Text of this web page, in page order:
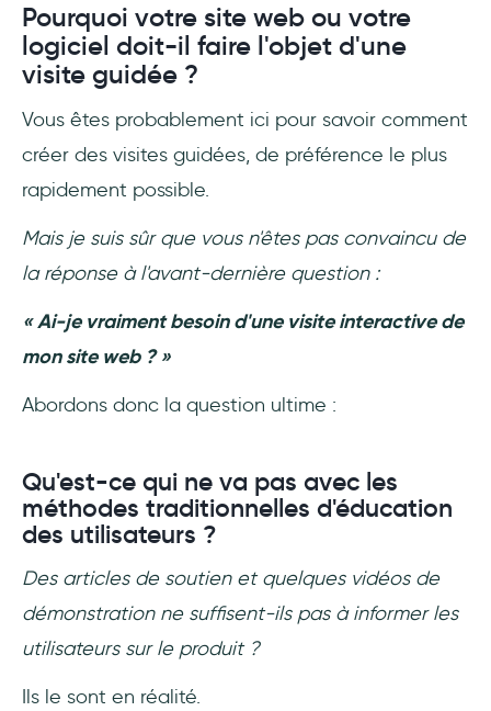
Pourquoi votre site web ou votre
logiciel doit-il faire l'objet d'une
visite guidée ?
Vous êtes probablement ici pour savoir comment
créer des visites guidées, de préférence le plus
rapidement possible.
Mais je suis sûr que vous n'êtes pas convaincu de
la réponse à l'avant-dernière question :
« Ai-je vraiment besoin d'une visite interactive de
mon site web ? »
Abordons donc la question ultime :
Qu'est-ce qui ne va pas avec les
méthodes traditionnelles d'éducation
des utilisateurs ?
Des articles de soutien et quelques vidéos de
démonstration ne suffisent-ils pas à informer les
utilisateurs sur le produit ?
Ils le sont en réalité.